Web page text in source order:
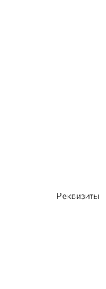
Реквизиты